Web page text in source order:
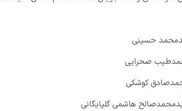
حسینی
صحرایی
کوشکی
هاشمی گلپایگانی